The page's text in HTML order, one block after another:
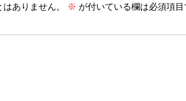
ありません。 ※ が付いている欄は必須項